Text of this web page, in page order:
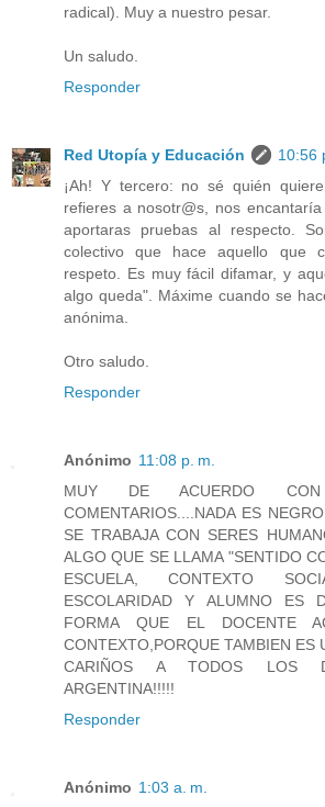
radical). Muy a nuestro pesar.
Un saludo.
Responder
Red Utopía y Educación
10:56
¡Ah! Y tercero: no sé quién
refieres a nosotr@s, nos
aportaras pruebas al respecto.
colectivo que hace aquello que
respeto. Es muy fácil difamar, y
algo queda". Máxime cuando se
anónima.
Otro saludo.
Responder
Anónimo 11:08 p. m.
MUY DE ACUERDO
COMENTARIOS....NADA ES
SE TRABAJA CON SERES
ALGO QUE SE LLAMA "SENTIDO
ESCUELA, CONTEXTO
ESCOLARIDAD Y ALUMNO ES
FORMA QUE EL DOCENTE
CONTEXTO,PORQUE TAMBIEN ES
CARIÑOS A TODOS LOS
ARGENTINA!!!!!
Responder
Anónimo 1:03 a. m.